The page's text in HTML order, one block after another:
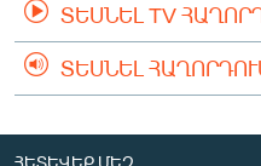
ՏԵՍՆԵԼ TV
ՏԵՍՆԵԼ
ՀԵՏԵՎԵՔ ՄԵԶ